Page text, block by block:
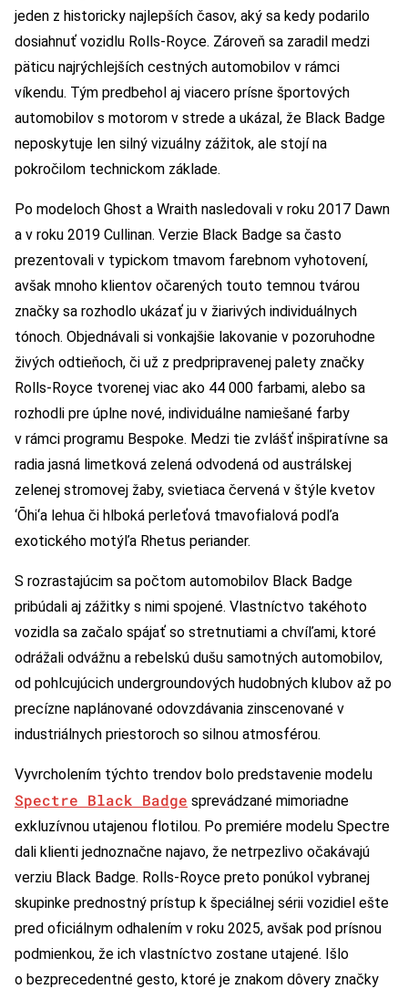
jeden z historicky najlepších časov, aký sa kedy podarilo
dosiahnuť vozidlu Rolls-Royce. Zároveň sa zaradil medzi
päticu najrýchlejších cestných automobilov v rámci
víkendu. Tým predbehol aj viacero prísne športových
automobilov s motorom v strede a ukázal, že Black Badge
neposkytuje len silný vizuálny zážitok, ale stojí na
pokročilom technickom základe.
Po modeloch Ghost a Wraith nasledovali v roku 2017 Dawn
a v roku 2019 Cullinan. Verzie Black Badge sa často
prezentovali v typickom tmavom farebnom vyhotovení,
avšak mnoho klientov očarených touto temnou tvárou
značky sa rozhodlo ukázať ju v žiarivých individuálnych
tónoch. Objednávali si vonkajšie lakovanie v pozoruhodne
živých odtieňoch, či už z predpripravenej palety značky
Rolls-Royce tvorenej viac ako 44 000 farbami, alebo sa
rozhodli pre úplne nové, individuálne namiešané farby
v rámci programu Bespoke. Medzi tie zvlášť inšpiratívne sa
radia jasná limetková zelená odvodená od austrálskej
zelenej stromovej žaby, svietiaca červená v štýle kvetov
‘Ōhi‘a lehua či hlboká perleťová tmavofialová podľa
exotického motýľa Rhetus periander.
S rozrastajúcim sa počtom automobilov Black Badge
pribúdali aj zážitky s nimi spojené. Vlastníctvo takéhoto
vozidla sa začalo spájať so stretnutiami a chvíľami, ktoré
odrážali odvážnu a rebelskú dušu samotných automobilov,
od pohlcujúcich undergroundových hudobných klubov až po
precízne naplánované odovzdávania zinscenované v
industriálnych priestoroch so silnou atmosférou.
Vyvrcholením týchto trendov bolo predstavenie modelu
Spectre Black Badge sprevádzané mimoriadne
exkluzívnou utajenou flotilou. Po premiére modelu Spectre
dali klienti jednoznačne najavo, že netrpezlivo očakávajú
verziu Black Badge. Rolls-Royce preto ponúkol vybranej
skupinke prednostný prístup k špeciálnej sérii vozidiel ešte
pred oficiálnym odhalením v roku 2025, avšak pod prísnou
podmienkou, že ich vlastníctvo zostane utajené. Išlo
o bezprecedentné gesto, ktoré je znakom dôvery značky